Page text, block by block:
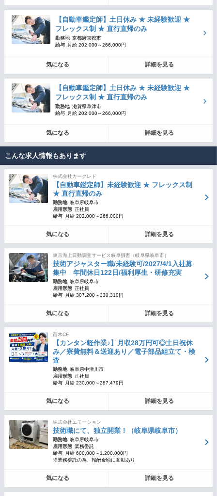
【自動車鑑定師】土日休み ★ 未経験歓迎 ★
フレックス制 ★ 直行直帰のみ
勤務地 京都府京都市
給与
月給 202,000～266,000円
気になる 詳細を見る
【自動車鑑定師】土日休み ★ 未経験歓迎 ★
フレックス制 ★ 直行直帰のみ
勤務地 滋賀県草津市
給与
月給 202,000～266,000円
気になる 詳細を見る
こんな求人情報もあります
株式会社カークレド
【自動車鑑定師】未経験歓迎 ★ フレックス制
★ 直行直帰のみ
勤務地 岐阜県岐阜市
雇用形態 正社員
給与
月給 202,000～266,000円
気になる 詳細を見る
東京海上日動調査サービス岐阜損害（岐阜県岐阜市）
技術アジャスター職/未経験可/2027/4/1入社募
集中 年間休日122日/福利厚生・研修充実
勤務地 岐阜県岐阜市
雇用形態 正社員
給与
月給 307,200～330,310円
気になる 詳細を見る
苗木CF
【カンタン軽作業♪】月収28万円可◎土日祝休
み／寮費無料＆送迎あり／電子部品組立て・検
査
勤務地 岐阜県中津川市
雇用形態 正社員
給与
月給 230,000～287,479円
気になる 詳細を見る
株式会社エモーション
技術職にて、独立開業！（岐阜県岐阜市）
勤務地 岐阜県岐阜市
雇用形態 業務委託
給与
月給 600,000～1,200,000円
※業務委託の為、報酬金額に変動あり
気になる 詳細を見る